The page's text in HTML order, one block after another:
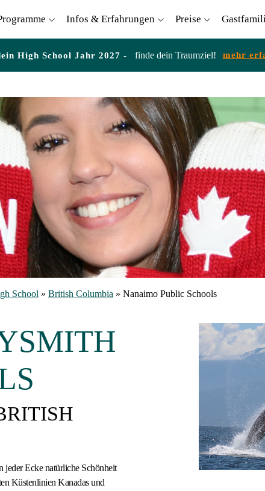
Infos & Erfahrungen Preise
High School Jahr 2027 - finde dein Traumziel! mehr
School » British Columbia » Nanaimo Public Schools
jeder Ecke natürliche Schönheit
Küstenlinien Kanadas und